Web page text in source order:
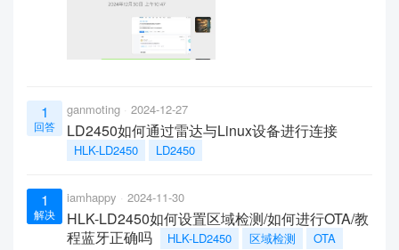
1
回答
ganmoting 2024-12-27
LD2450如何通过雷达与Linux设备进行连接
HLK-LD2450 LD2450
1
解决
iamhappy 2024-11-30
HLK-LD2450如何设置区域检测/如何进行OTA/教
程蓝牙正确吗
HLK-LD2450 区域检测 OTA